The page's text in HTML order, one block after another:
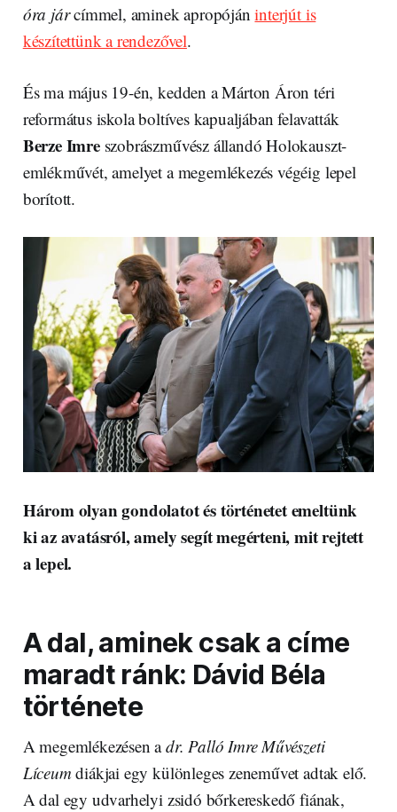
óra járcímmel, aminek apropójáninterjút is
készítettünk a rendezővel.
És ma május 19-én, kedden a Márton Áron téri
református iskola boltíves kapualjában felavatták
Berze Imreszobrászművész állandó Holokauszt-
emlékművét, amelyet a megemlékezés végéig lepel
borított.
Három olyan gondolatot és történetet emeltünk
ki az avatásról, amely segít megérteni, mit rejtett
a lepel.
A dal, aminek csak a címe
maradt ránk: Dávid Béla
története
A megemlékezésen adr. Palló Imre Művészeti
Líceumdiákjai egy különleges zeneművet adtak elő.
A dal egy udvarhelyi zsidó bőrkereskedő fiának,